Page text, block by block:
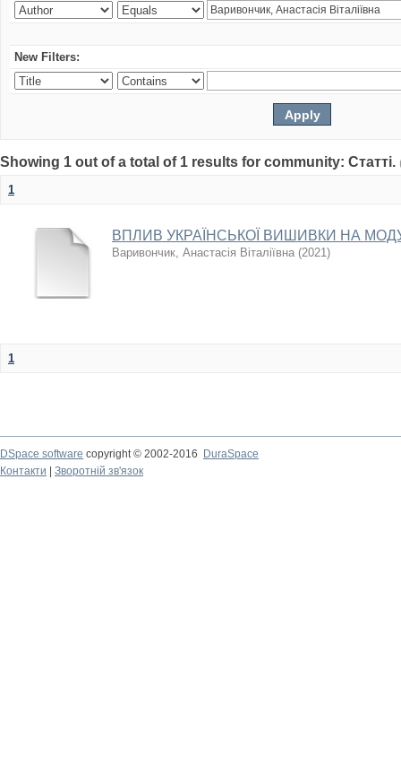
New Filters:
Showing 1 out of a total of 1 results for community: Статті.
1
ВПЛИВ УКРАЇНСЬКОЇ ВИШИВКИ НА
Варивончик, Анастасія Віталіївна (2021)
1
DSpace software copyright © 2002-2016
DuraSpace
Контакти
Зворотній зв'язок